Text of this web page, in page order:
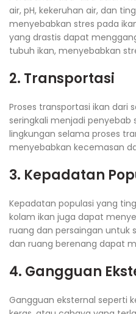
air, pH, kekeruhan air, dan
menyebabkan stres pada
yang drastis dapat
tubuh ikan, menyebabkan
2. Transportasi
Proses transportasi ikan
seringkali menjadi penyebab
lingkungan selama proses
menyebabkan kecemasan
3. Kepadatan
Kepadatan populasi yang
kolam ikan juga dapat
ruang dan persaingan untuk
dan ruang berenang dapat
4. Gangguan
Gangguan eksternal seperti